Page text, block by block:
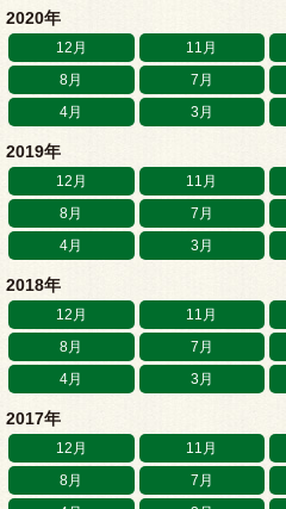
2020年
12月 11月
8月
7月
4月
3月
2019年
12月 11月
8月
7月
4月
3月
2018年
12月 11月
8月
7月
4月
3月
2017年
12月 11月
8月
7月